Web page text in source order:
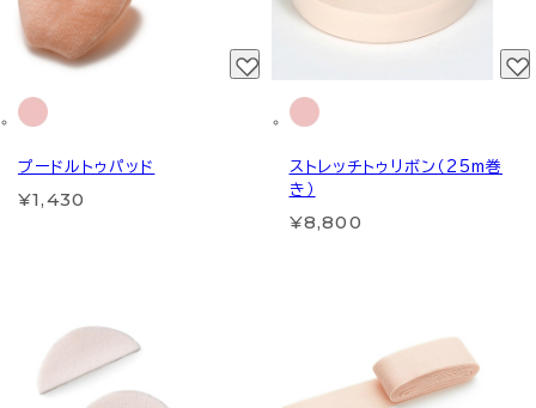
プードルトゥパッド
¥1,430
ストレッチトゥリボン（25m巻
き）
¥8,800